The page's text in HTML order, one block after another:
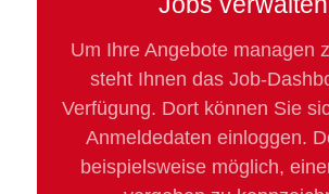
Um Ihre Angebote managen
steht Ihnen das Job-
Verfügung. Dort können Sie
Anmeldedaten einloggen.
beispielsweise möglich,